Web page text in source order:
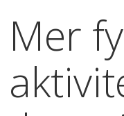
Mer